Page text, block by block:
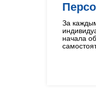
За
начала